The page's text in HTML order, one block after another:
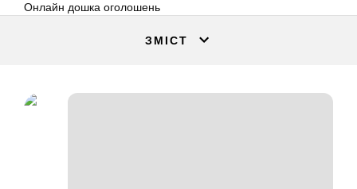
Онлайн дошка оголошень
ЗМІСТ